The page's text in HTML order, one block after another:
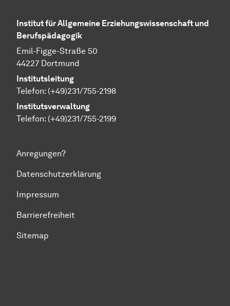
Institut für Allgemeine Erziehungswissenschaft und
Berufspädagogik
Emil-Figge-Straße 50
44227 Dortmund
Institutsleitung
Telefon: (+49)231/755-2198
Institutsverwaltung
Telefon: (+49)231/755-2199
Anregungen?
Datenschutzerklärung
Impressum
Barrierefreiheit
Sitemap